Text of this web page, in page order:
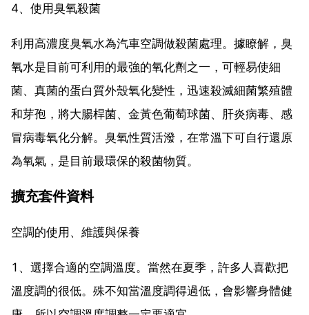
4、使用臭氧殺菌
利用高濃度臭氧水為汽車空調做殺菌處理。據瞭解，臭
氧水是目前可利用的最強的氧化劑之一，可輕易使細
菌、真菌的蛋白質外殼氧化變性，迅速殺滅細菌繁殖體
和芽孢，將大腸桿菌、金黃色葡萄球菌、肝炎病毒、感
冒病毒氧化分解。臭氧性質活潑，在常溫下可自行還原
為氧氣，是目前最環保的殺菌物質。
擴充套件資料
空調的使用、維護與保養
1、選擇合適的空調溫度。當然在夏季，許多人喜歡把
溫度調的很低。殊不知當溫度調得過低，會影響身體健